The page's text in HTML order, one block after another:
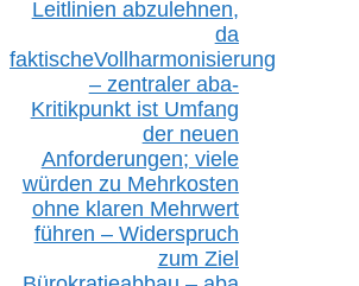
Leitlinien abzulehnen,
da
faktischeVollharmonisierung
– zentraler aba-
Kritikpunkt ist Umfang
der neuen
Anforderungen; viele
würden zu Mehrkosten
ohne klaren Mehrwert
führen – Widerspruch
zum Ziel